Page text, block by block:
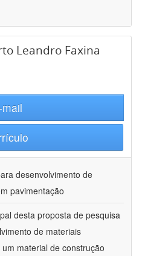
Leandro Faxina
desenvolvimento de
pavimentação
desta proposta de pesquisa
de materiais
material de construção